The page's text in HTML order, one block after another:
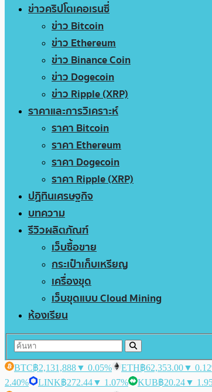
ข่าวคริปโตเคอเรนซี่
ข่าว Bitcoin
ข่าว Ethereum
ข่าว Binance Coin
ข่าว Dogecoin
ข่าว Ripple (XRP)
ราคาและการวิเคราะห์
ราคา Bitcoin
ราคา Ethereum
ราคา Dogecoin
ราคา Ripple (XRP)
ปฏิทินเศรษฐกิจ
บทความ
รีวิวผลิตภัณฑ์
เว็บซื้อขาย
กระเป๋าเก็บเหรียญ
เครื่องขุด
เว็บขุดแบบ Cloud Mining
ห้องเรียน
BTC฿2,131,888▼ 0.05% ETH฿62,353.00▼
2.40%
LINK฿272.44▼ 1.07% KUB฿20.24▼